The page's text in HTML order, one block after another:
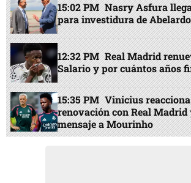
15:02 PM Nasry Asfura
para investidura de
12:32 PM Real Madrid
Salario y por cuántos años
15:35 PM Vinicius
renovación con Real Madrid
mensaje a Mourinho